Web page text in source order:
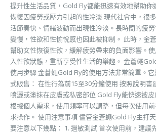
提升性生活品質，Gold Fly都能迅速有效地幫助你
恢復因疲勞或壓力引起的性冷淡 現代社會中，很
活節奏快、情緒波動而出現性冷淡。長時間的疲
變慢，性欲和性愉悅感也因此被抑制。 此時，金
幫助女性恢復性欲，緩解疲勞帶來的負面影響。
入性欲狀態，重新享受性生活的樂趣。 金蒼蠅
使用步驟 金蒼蠅Gold Fly的使用方法非常簡單。
式販售： 在性行為前15至30分鐘使用 按照說明書
噴灑或塗抹在皮膚或私密部位 Gold Fly能快速被
根據個人需求，使用頻率可以調整，但每次使用
求操作。 使用注意事項 儘管金蒼蠅Gold Fly主打
要注意以下幾點： 1. 過敏測試 首次使用前，建議